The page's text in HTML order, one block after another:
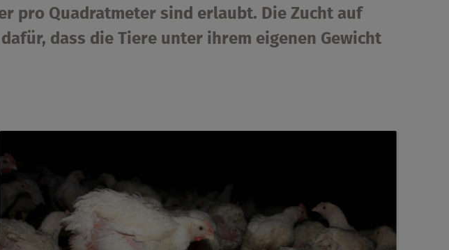
pro Quadratmeter sind erlaubt. Die Zucht auf
dass die Tiere unter ihrem eigenen Gewicht